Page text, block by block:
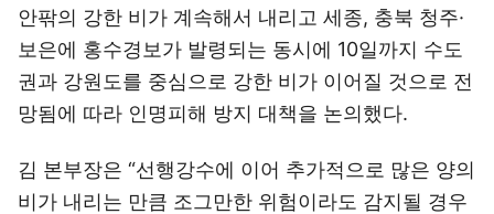
안팎의 강한 비가 계속해서 내리고 세종, 충북 청주·
보은에 홍수경보가 발령되는 동시에 10일까지 수도
권과 강원도를 중심으로 강한 비가 이어질 것으로 전
망됨에 따라 인명피해 방지 대책을 논의했다.
김 본부장은 “선행강수에 이어 추가적으로 많은 양의
비가 내리는 만큼 조그만한 위험이라도 감지될 경우